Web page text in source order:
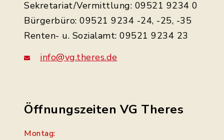
Sekretariat/Vermittlung: 09521 9234 0
Bürgerbüro: 09521 9234 -24, -25, -35
Renten- u. Sozialamt: 09521 9234 23
info@vg.theres.de
Öffnungszeiten VG Theres
Montag: